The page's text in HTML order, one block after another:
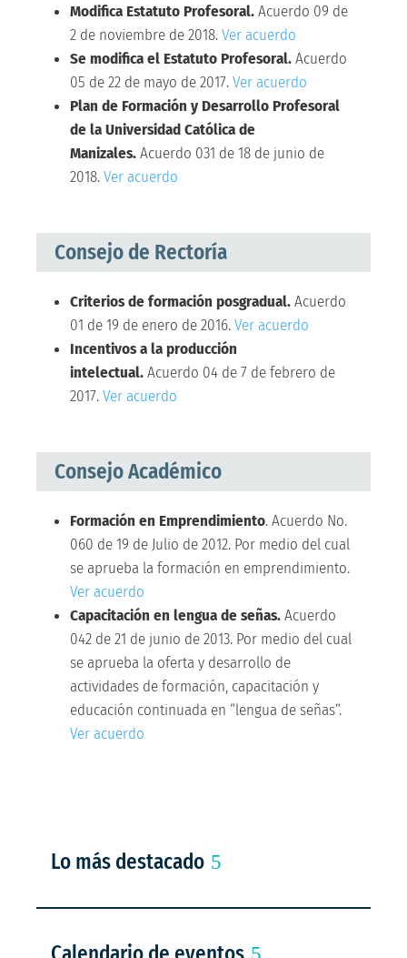
Modifica Estatuto Profesoral.Acuerdo 09 de
2 de noviembre de 2018.Ver acuerdo
Se modifica el Estatuto Profesoral.Acuerdo
05 de 22 de mayo de 2017.Ver acuerdo
Plan de Formación y Desarrollo Profesoral
de la Universidad Católica de
Manizales.Acuerdo 031 de 18 de junio de
2018.Ver acuerdo
Consejo de Rectoría
Criterios de formación posgradual.Acuerdo
01 de 19 de enero de 2016.Ver acuerdo
Incentivos a la producción
intelectual.Acuerdo 04 de 7 de febrero de
2017.Ver acuerdo
Consejo Académico
Formación en Emprendimiento. Acuerdo No.
060 de 19 de Julio de 2012. Por medio del cual
se aprueba la formación en emprendimiento.
Ver acuerdo
Capacitación en lengua de señas.Acuerdo
042 de 21 de junio de 2013. Por medio del cual
se aprueba la oferta y desarrollo de
actividades de formación, capacitación y
educación continuada en “lengua de señas”.
Ver acuerdo
Lo más destacado